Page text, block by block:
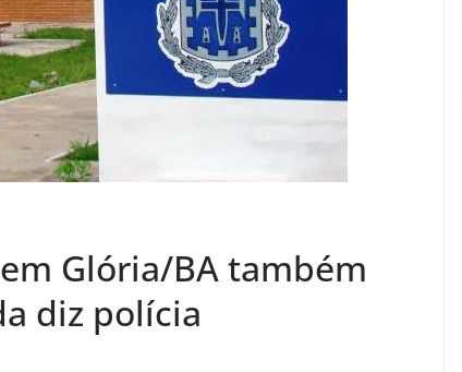
Glória/BA também
diz polícia